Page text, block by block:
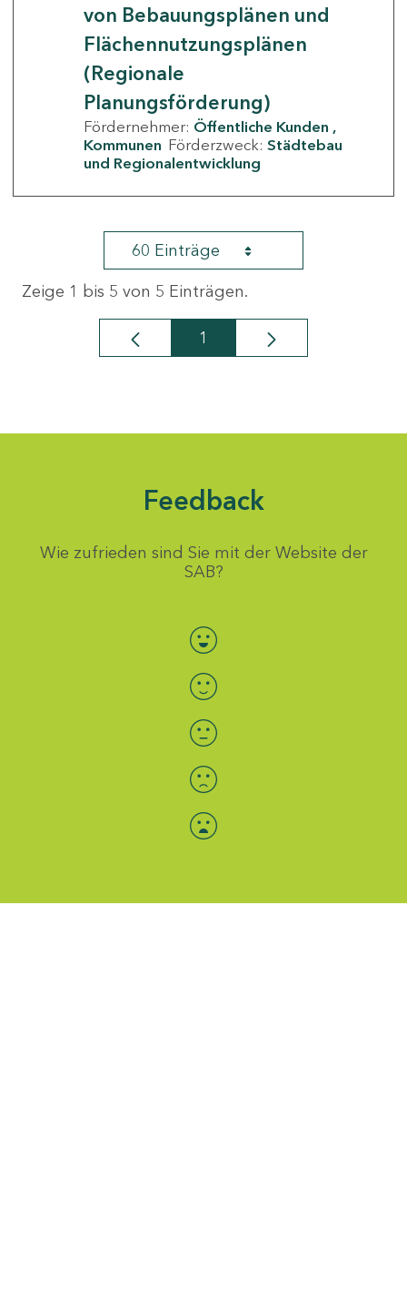
von Bebauungsplänen und
Flächennutzungsplänen
(Regionale
Planungsförderung)
Fördernehmer: Öffentliche Kunden
Kommunen Förderzweck: Städtebau
und Regionalentwicklung
60 Einträge
Zeige 1 bis 5 von 5 Einträgen.
Seite
1
Feedback
Wie zufrieden sind Sie mit der Website der
SAB?
Bewertung auswählen